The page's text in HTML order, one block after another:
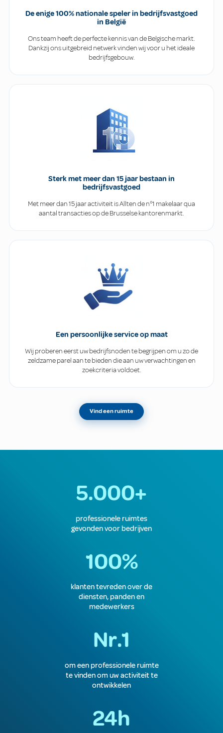
De enige 100% nationale speler in bedrijfsvastgoed
in België
Ons team heeft de perfecte kennis van de Belgische markt.
Dankzij ons uitgebreid netwerk vinden wij voor u het ideale
bedrijfsgebouw.
Sterk met meer dan 15 jaar bestaan in
bedrijfsvastgoed
Met meer dan 15 jaar activiteit is Allten de n°1 makelaar qua
aantal transacties op de Brusselse kantorenmarkt.
Een persoonlijke service op maat
Wij proberen eerst uw bedrijfsnoden te begrijpen om u zo de
zeldzame parel aan te bieden die aan uw verwachtingen en
zoekcriteria voldoet.
Vind een ruimte
5.000+
professionele ruimtes
gevonden voor bedrijven
100%
klanten tevreden over de
diensten, panden en
medewerkers
Nr.1
om een professionele ruimte
te vinden om uw activiteit te
ontwikkelen
24h